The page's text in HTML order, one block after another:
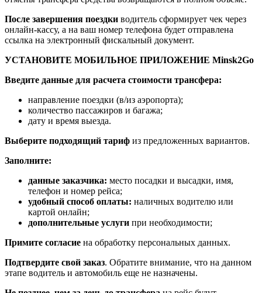
После завершения поездки водитель сформирует чек через
онлайн-кассу, а на ваш номер телефона будет отправлена
ссылка на электронный фискальный документ.
УСТАНОВИТЕ МОБИЛЬНОЕ ПРИЛОЖЕНИЕ Minsk2Go
Введите данные для расчета стоимости трансфера:
направление поездки (в/из аэропорта);
количество пассажиров и багажа;
дату и время выезда.
Выберите подходящий тариф из предложенных вариантов.
Заполните:
данные заказчика: место посадки и высадки, имя,
телефон и номер рейса;
удобный способ оплаты: наличных водителю или
картой онлайн;
дополнительные услуги при необходимости;
Примите согласие на обработку персональных данных.
Подтвердите свой заказ. Обратите внимание, что на данном
этапе водитель и автомобиль еще не назначены.